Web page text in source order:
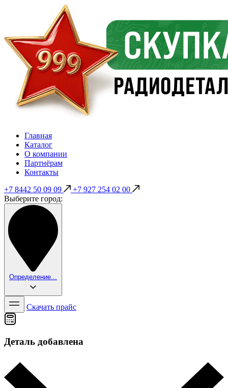
Главная
Каталог
О компании
Партнёрам
Контакты
+7 8442 50 09 09
+7 927 254 02 00
Выберите город:
Определение...
Скачать прайс
Деталь добавлена